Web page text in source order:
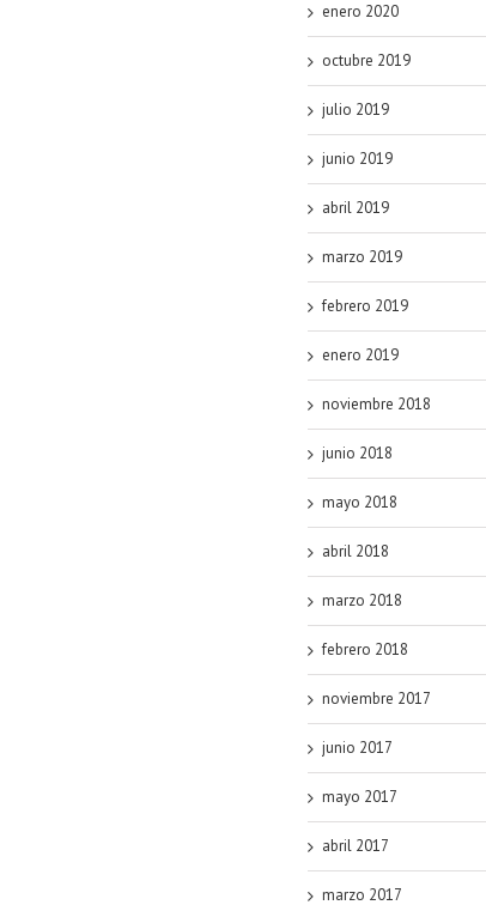
enero 2020
octubre 2019
julio 2019
junio 2019
abril 2019
marzo 2019
febrero 2019
enero 2019
noviembre 2018
junio 2018
mayo 2018
abril 2018
marzo 2018
febrero 2018
noviembre 2017
junio 2017
mayo 2017
abril 2017
marzo 2017